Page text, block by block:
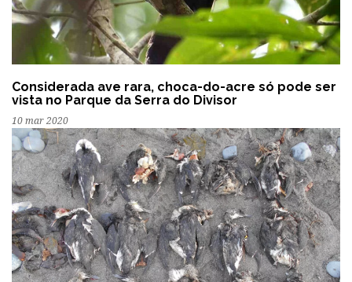
Considerada ave rara, choca-do-acre só pode ser
vista no Parque da Serra do Divisor
10 mar 2020